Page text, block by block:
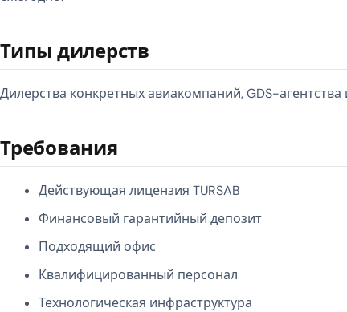
Типы дилерств
Дилерства конкретных авиакомпаний, GDS-
Требования
Действующая лицензия TURSAB
Финансовый гарантийный депозит
Подходящий офис
Квалифицированный персонал
Технологическая инфраструктура